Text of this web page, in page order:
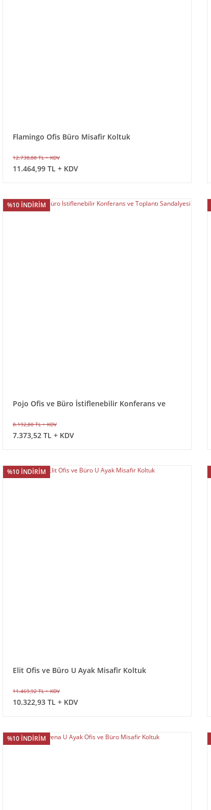
Flamingo Ofis Büro Misafir Koltuk
12.738,88 TL + KDV
11.464,99 TL + KDV
%10 İNDİRİM
Pojo Ofis ve Büro İstiflenebilir Konferans ve
8.192,80 TL + KDV
7.373,52 TL + KDV
%10 İNDİRİM
Elit Ofis ve Büro U Ayak Misafir Koltuk
11.469,92 TL + KDV
10.322,93 TL + KDV
%10 İNDİRİM